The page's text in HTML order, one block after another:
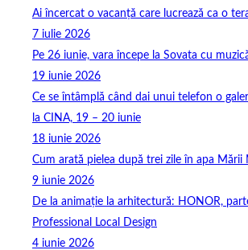
Ai încercat o vacanță care lucrează ca o
7 iulie 2026
Pe 26 iunie, vara începe la Sovata cu
19 iunie 2026
Ce se întâmplă când dai unui telefon o
la CINA, 19 – 20 iunie
18 iunie 2026
Cum arată pielea după trei zile în apa Mării
9 iunie 2026
De la animație la arhitectură: HONOR,
Professional Local Design
4 iunie 2026